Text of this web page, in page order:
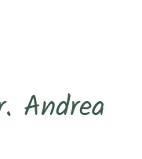
Andrea